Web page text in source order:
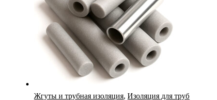
Жгуты и трубная изоляция,Изоляция для труб